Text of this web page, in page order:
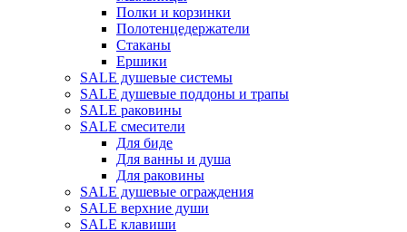
Полки и корзинки
Полотенцедержатели
Стаканы
Ершики
SALE душевые системы
SALE душевые поддоны и трапы
SALE раковины
SALE смесители
Для биде
Для ванны и душа
Для раковины
SALE душевые ограждения
SALE верхние души
SALE клавиши